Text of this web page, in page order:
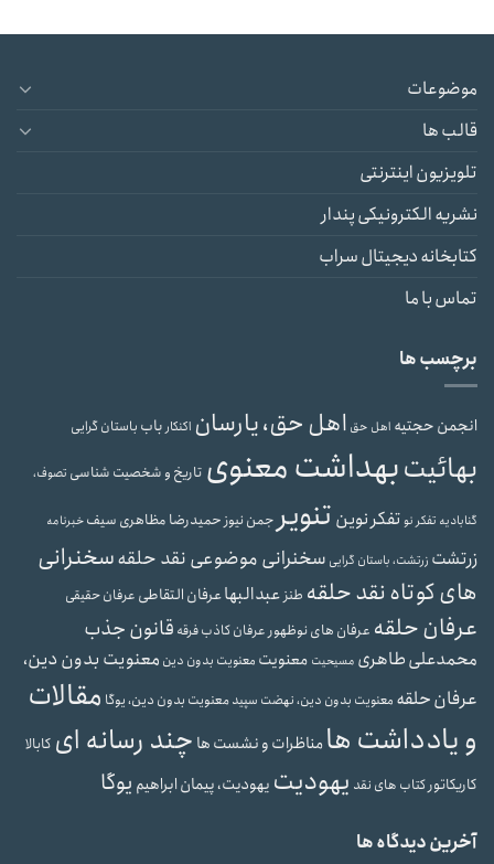
موضوعات
قالب ها
تلویزیون اینترنتی
نشریه الکترونیکی پندار
کتابخانه دیجیتال سراب
تماس با ما
برچسب ها
انجمن حجتیه اهل حق اهل حق، یارسان اکنکارباب باستان گرایی
بهائیتبهداشت معنوی تاریخ و شخصیت شناسی تصوف،
گنابادیه تفکر نوتفکر نوین تنویرجمن نیوزحمیدرضا مظاهری سیفخبرنامه
زرتشت زرتشت، باستان گرایی سخنرانی موضوعی نقد حلقهسخنرانی
های کوتاه نقد حلقه طنزعبدالبهاعرفان التقاطی عرفان حقیقی
عرفان حلقه عرفان های نوظهورعرفان کاذبفرقه قانون جذب
محمدعلی طاهری مسیحیت معنویت معنویت بدون دین معنویت بدون دین،
عرفان حلقه معنویت بدون دین، نهضت سپیدمعنویت بدون دین، یوگا مقالات
و یادداشت هامناظرات و نشست ها چند رسانه ای کابالا
کاریکاتورکتاب های نقد یهودیت یهودیت، پیمان ابراهیم یوگا
آخرین دیدگاه ها